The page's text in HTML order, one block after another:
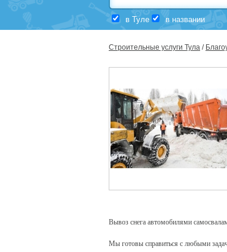
в Туле в названии
Строительные услуги Тула /
Вывоз снега автомобилями
Мы готовы справиться с любыми